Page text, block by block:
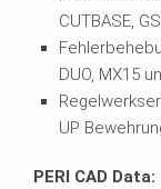
CUTBASE,
DUO, MX15
UP
PERI CAD Data: